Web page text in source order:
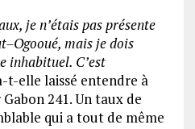
je n’étais pas présente
mais je dois
inhabituel. C’est
t-elle laissé entendre à
241. Un taux de
qui a tout de même